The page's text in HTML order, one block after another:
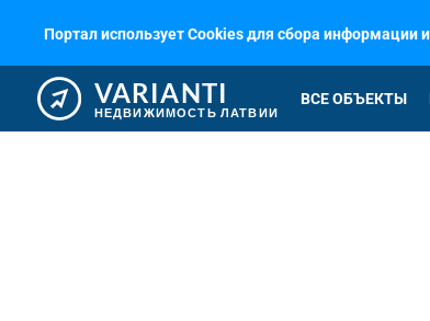
Портал использует Cookies для сбора
VARIANTI
НЕДВИЖИМОСТЬ ЛАТВИИ
ВСЕ ОБЪЕКТЫ